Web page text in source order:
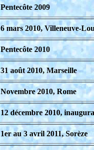
Pentecôte 2009
6 mars 2010, Villeneuve-
Pentecôte 2010
31 août 2010, Marseille
Novembre 2010, Rome
12 décembre 2010,
1er au 3 avril 2011, Sorèze